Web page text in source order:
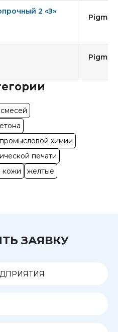
2 «З»
химии
печати
кожи
желтые
ЗАЯВКУ